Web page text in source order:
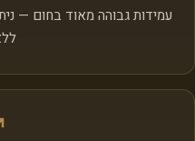
עמידות גבוהה מאוד בחום —